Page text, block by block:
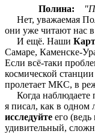
Полина:
Нет, уважаемая
они уже читают нас
И ещё. Наши
Самаре, Каменске-
Если всё-таки
космической
пролетает МКС, в
Когда наблюдаете
я писал, как в
исследуйте его
удивительный,